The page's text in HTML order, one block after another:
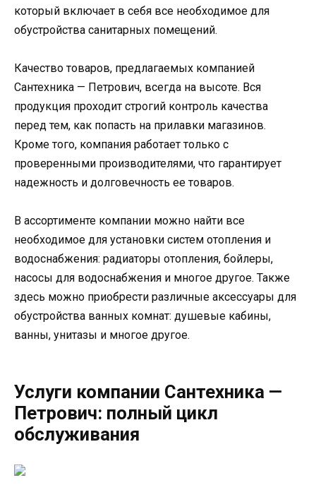
который включает в себя все необходимое для
обустройства санитарных помещений.
Качество товаров, предлагаемых компанией
Сантехника — Петрович, всегда на высоте. Вся
продукция проходит строгий контроль качества
перед тем, как попасть на прилавки магазинов.
Кроме того, компания работает только с
проверенными производителями, что гарантирует
надежность и долговечность ее товаров.
В ассортименте компании можно найти все
необходимое для установки систем отопления и
водоснабжения: радиаторы отопления, бойлеры,
насосы для водоснабжения и многое другое. Также
здесь можно приобрести различные аксессуары для
обустройства ванных комнат: душевые кабины,
ванны, унитазы и многое другое.
Услуги компании Сантехника —
Петрович: полный цикл
обслуживания